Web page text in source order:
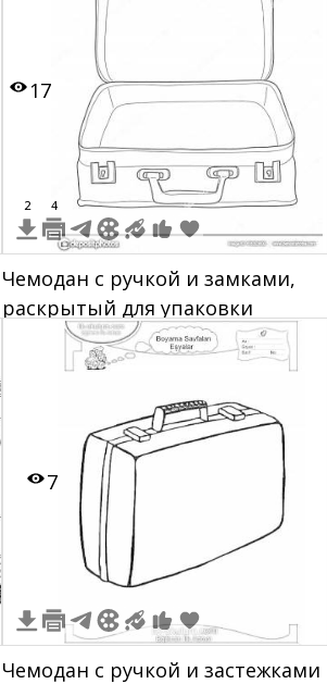
17
2 4
Чемодан с ручкой и замками,
раскрытый для упаковки
7
Чемодан с ручкой и застежками